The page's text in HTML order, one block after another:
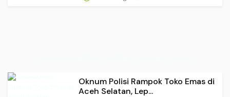
Oknum Polisi Rampok Toko Emas di
Aceh Selatan, Lep...